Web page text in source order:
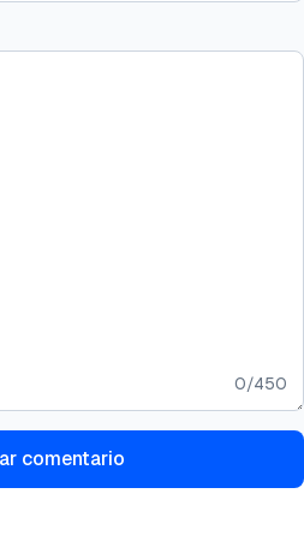
0/450
comentario